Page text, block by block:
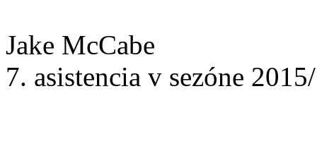
Jake McCabe
7. asistencia v sezóne